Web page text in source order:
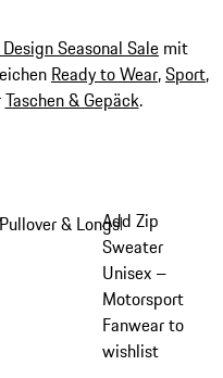
Seasonal Sale mit
Ready to Wear,Sport,
Taschen & Gepäck.
& Longsleeves
Add Zip
Sweater
Unisex –
Motorsport
Fanwear to
wishlist